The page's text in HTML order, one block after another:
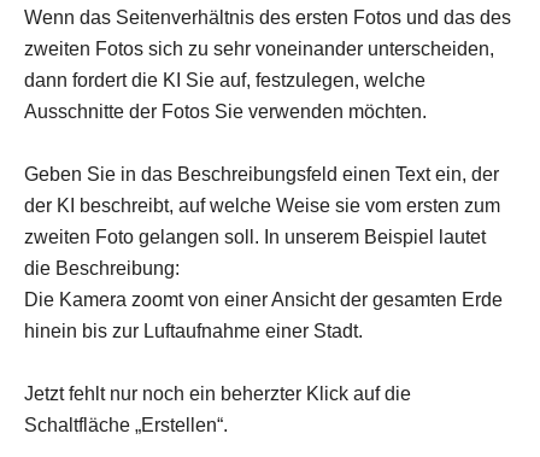
Wenn das Seitenverhältnis des ersten Fotos und das des
zweiten Fotos sich zu sehr voneinander unterscheiden,
dann fordert die KI Sie auf, festzulegen, welche
Ausschnitte der Fotos Sie verwenden möchten.
Geben Sie in das Beschreibungsfeld einen Text ein, der
der KI beschreibt, auf welche Weise sie vom ersten zum
zweiten Foto gelangen soll. In unserem Beispiel lautet
die Beschreibung:
Die Kamera zoomt von einer Ansicht der gesamten Erde
hinein bis zur Luftaufnahme einer Stadt.
Jetzt fehlt nur noch ein beherzter Klick auf die
Schaltfläche „Erstellen“.